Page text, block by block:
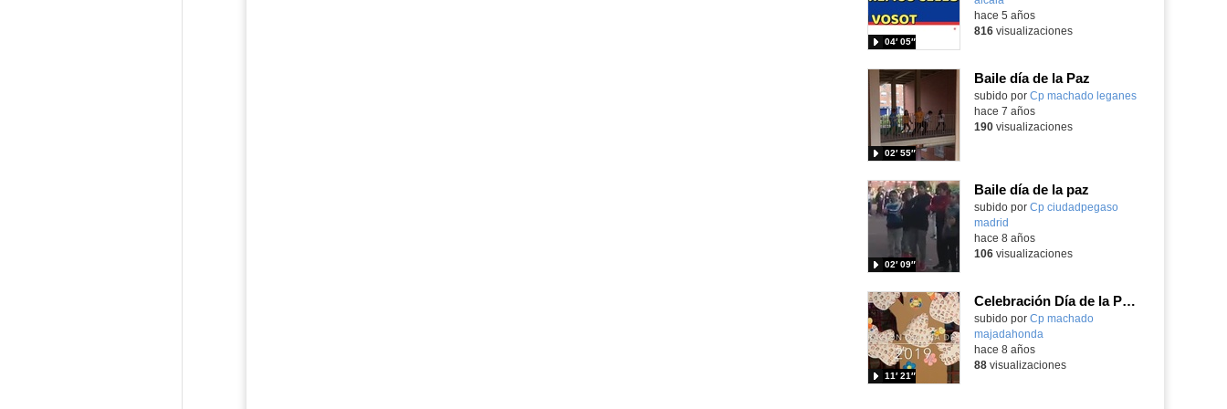
04′ 05″
hace 5 años
816visualizaciones
Baile día de la Paz
subido por Cp machado leganes
02′ 55″
-
hace 7 años
190visualizaciones
Baile día de la paz
subido por Cp ciudadpegaso
madrid
02′ 09″
hace 8 años
106visualizaciones
Celebración Día de la Paz CEBIP Antonio Machado
subido por Cp machado
majadahonda
11′ 21″
hace 8 años
88visualizaciones